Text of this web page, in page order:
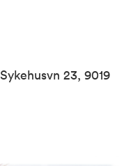
23, 9019